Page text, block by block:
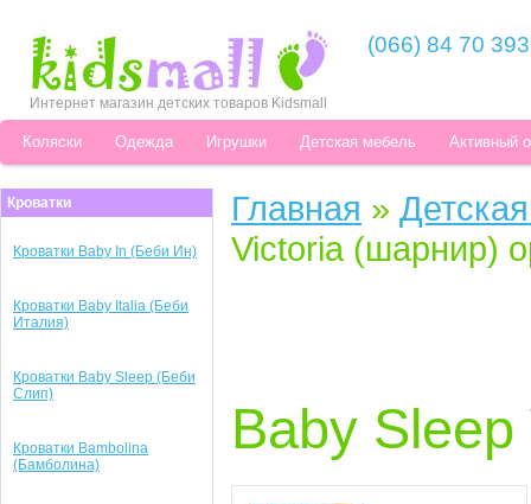
Интернет магазин детских товаров Kidsmall
(066) 84 70 393
Коляски Одежда Игрушки Детская мебель Активный
Кроватки
Кроватки Baby In (Беби Ин)
Кроватки Baby Italia (Беби
Италия)
Кроватки Baby Sleep (Беби
Слип)
Кроватки Bambolina
(Бамболина)
Главная »
Victoria (шарнир)
Baby